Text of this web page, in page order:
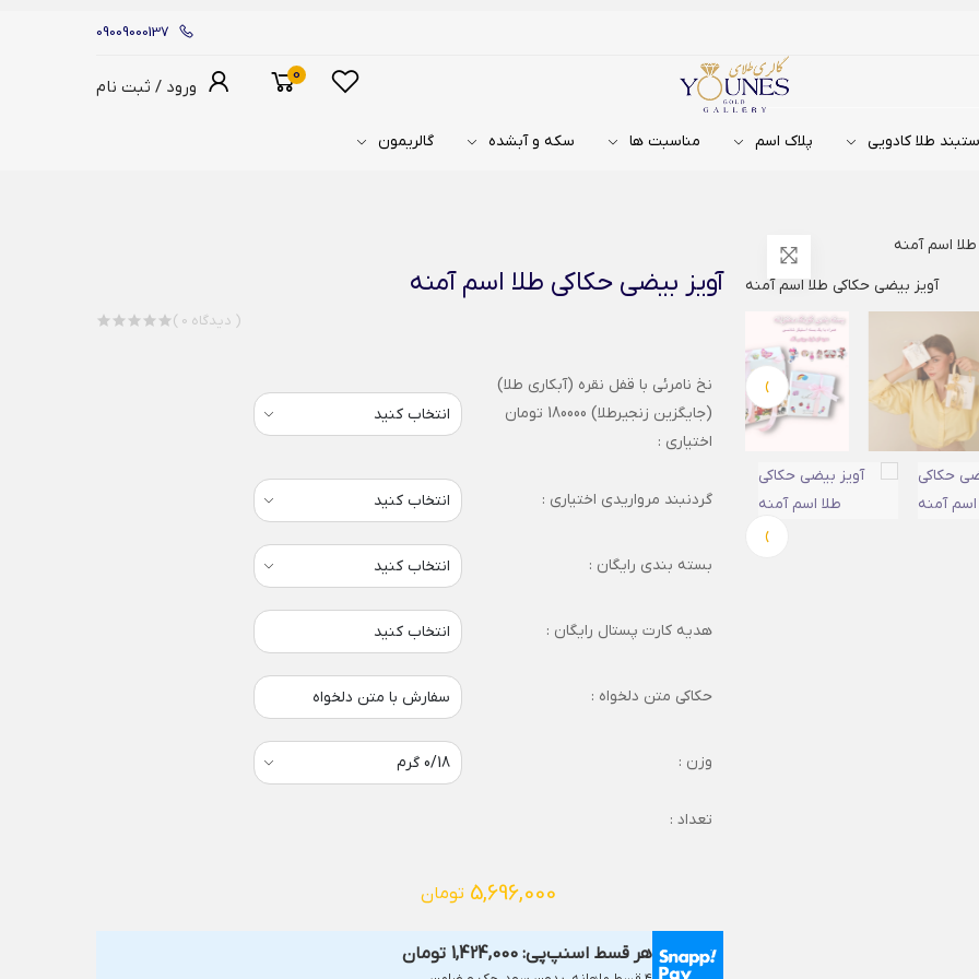
09009000137
ورود / ثبت نام
0
طلا کادویی پلاک اسم مناسبت ها سکه و آبشده گالریمون
اسم آمنه
›
›
آویز بیضی حکاکی طلا اسم آمنه
( 0 دیدگاه )
نخ نامرئی با قفل نقره (آبکاری طلا)
(جایگزین زنجیرطلا) 180000 تومان
اختیاری :
گردنبند مرواریدی اختیاری :
بسته بندی رایگان :
هدیه کارت پستال رایگان : انتخاب کنید
حکاکی متن دلخواه : سفارش با متن دلخواه
وزن :
تعداد :
5,696,000 تومان
هر قسط اسنپ‌پی: 1,424,000 تومان